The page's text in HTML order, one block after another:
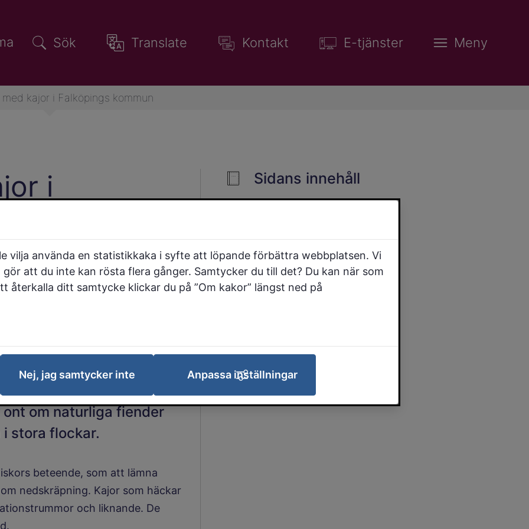
Sök Translate Kontakt E-tjänster Meny
med kajor i Falköpings kommun
i
många fåglar, särskilt
kan uppleva problem
lekplatser och
kajor, med gott om mat
fallfrukt. Kajorna trivs
om naturliga fiender
stora flockar.
beteende, som att lämna
nedskräpning. Kajor som häckar
och liknande. De
Sidans innehåll
vilja använda en statistikkaka i syfte att löpande förbättra webbplatsen. Vi
att du inte kan rösta flera gånger. Samtycker du till det? Du kan när som
återkalla ditt samtycke klickar du på ”Om kakor” längst ned på
Nej, jag samtycker inte Anpassa inställningar